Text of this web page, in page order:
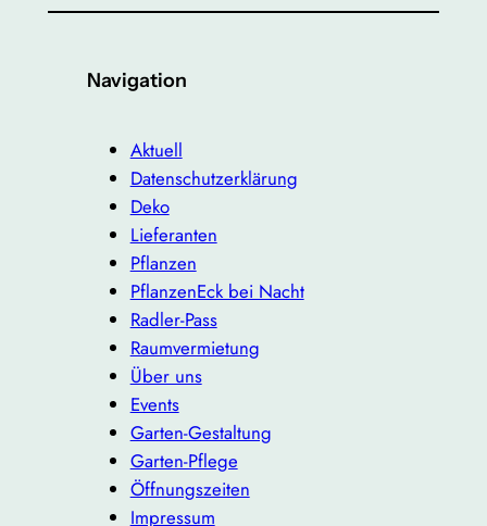
Navigation
Aktuell
Datenschutzerklärung
Deko
Lieferanten
Pflanzen
PflanzenEck bei Nacht
Radler-Pass
Raumvermietung
Über uns
Events
Garten-Gestaltung
Garten-Pflege
Öffnungszeiten
Impressum